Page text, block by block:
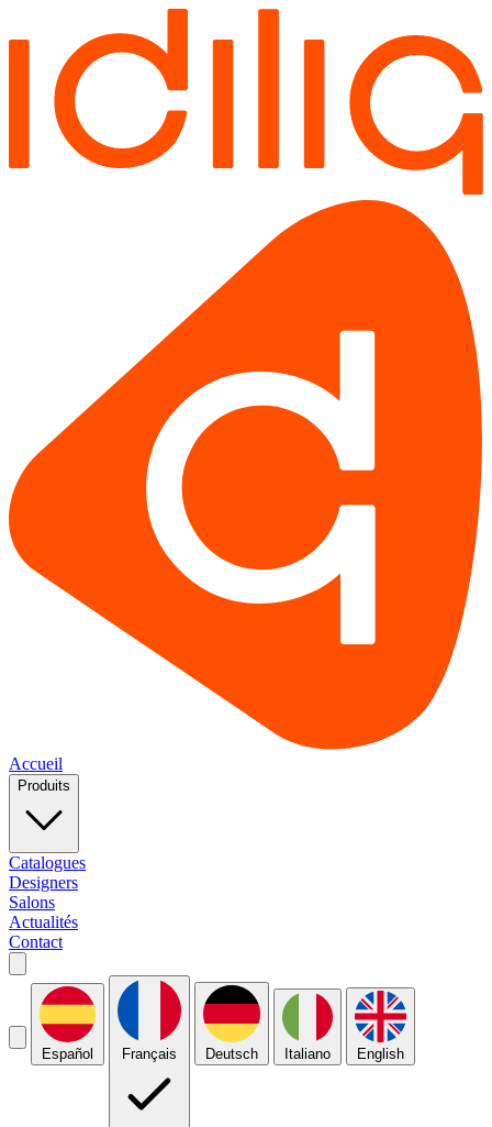
Accueil
Produits
Catalogues
Designers
Salons
Actualités
Contact
Español Français Deutsch Italiano English